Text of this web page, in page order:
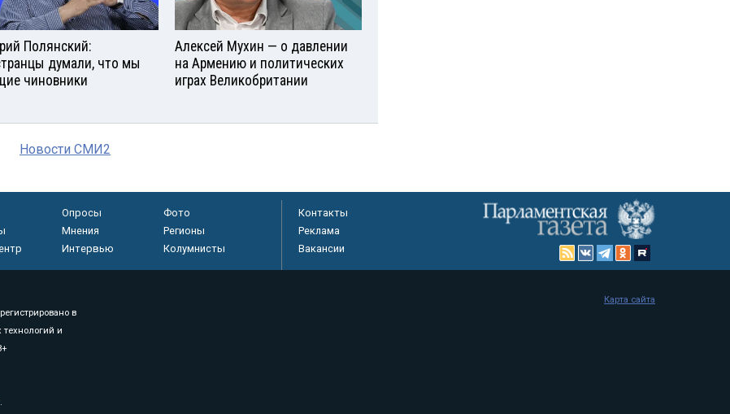
Полянский:
думали, что мы
чиновники
Алексей Мухин — о давлении
на Армению и политических
играх Великобритании
Новости СМИ2
Опросы
Фото
Мнения
Регионы
Интервью Колумнисты
Контакты
Реклама
Вакансии
в
и
Карта сайта